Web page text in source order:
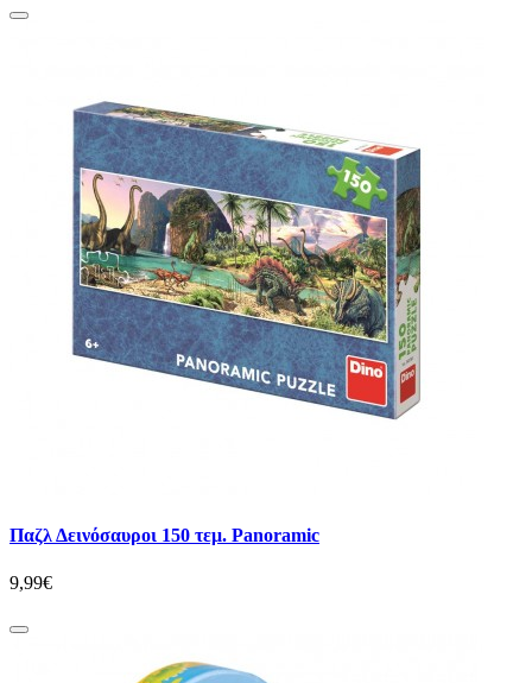
Παζλ Δεινόσαυροι 150 τεμ. Panoramic
9,99€